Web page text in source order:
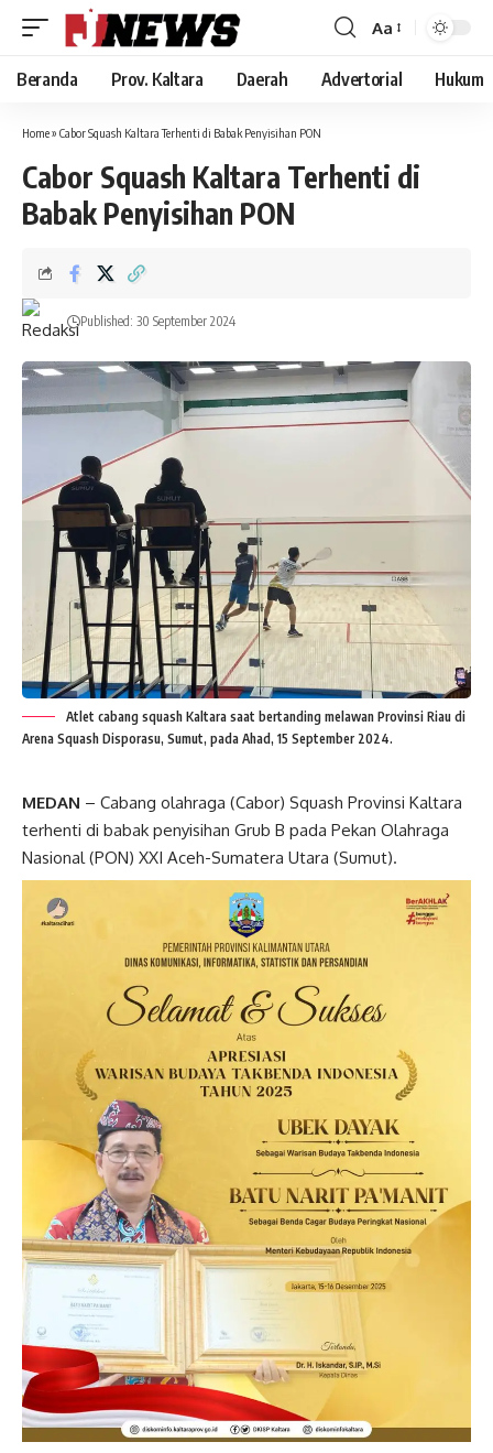
Font
Resizer
Aa
Beranda Prov. Kaltara Daerah Advertorial Hukum
Home» Cabor Squash Kaltara Terhenti di Babak Penyisihan PON
Cabor Squash Kaltara Terhenti di
Babak Penyisihan PON
Published: 30 September 2024
Atlet cabang squash Kaltara saat bertanding melawan Provinsi Riau di
Arena Squash Disporasu, Sumut, pada Ahad, 15 September 2024.
MEDAN – Cabang olahraga (Cabor) Squash Provinsi Kaltara
terhenti di babak penyisihan Grub B pada Pekan Olahraga
Nasional (PON) XXI Aceh-Sumatera Utara (Sumut).